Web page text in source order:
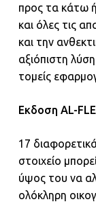
προς τα κάτω ή
και όλες τις
και την
αξιόπιστη
τομείς
Eκδοση AL-
17
στοιχείο
ύψος του να
ολόκληρη